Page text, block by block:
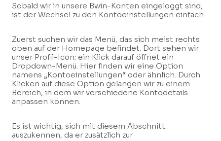
Sobald wir in unsere Bwin-Konten eingeloggt sind,
ist der Wechsel zu den Kontoeinstellungen einfach.
Zuerst suchen wir das Menü, das sich meist rechts
oben auf der Homepage befindet. Dort sehen wir
unser Profil-Icon; ein Klick darauf öffnet ein
Dropdown-Menü. Hier finden wir eine Option
namens „Kontoeinstellungen“ oder ähnlich. Durch
Klicken auf diese Option gelangen wir zu einem
Bereich, in dem wir verschiedene Kontodetails
anpassen können.
Es ist wichtig, sich mit diesem Abschnitt
auszukennen, da er zusätzlich zur